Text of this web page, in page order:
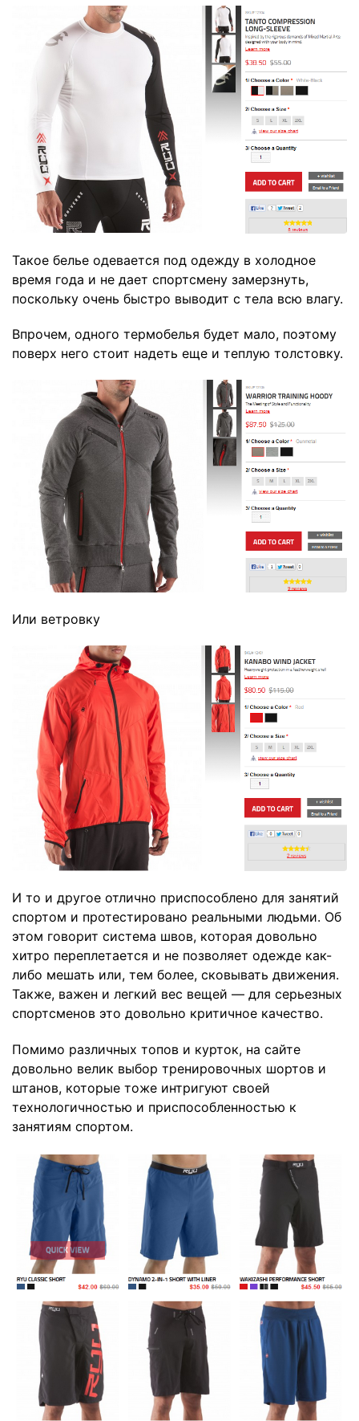
Такое белье одевается под одежду в холодное
время года и не дает спортсмену замерзнуть,
поскольку очень быстро выводит с тела всю влагу.
Впрочем, одного термобелья будет мало, поэтому
поверх него стоит надеть еще и теплую толстовку.
Или ветровку
И то и другое отлично приспособлено для занятий
спортом и протестировано реальными людьми. Об
этом говорит система швов, которая довольно
хитро переплетается и не позволяет одежде как-
либо мешать или, тем более, сковывать движения.
Также, важен и легкий вес вещей — для серьезных
спортсменов это довольно критичное качество.
Помимо различных топов и курток, на сайте
довольно велик выбор тренировочных шортов и
штанов, которые тоже интригуют своей
технологичностью и приспособленностью к
занятиям спортом.